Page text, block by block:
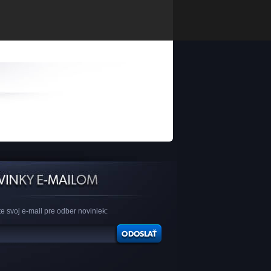
svoj e-mail pre odber noviniek: